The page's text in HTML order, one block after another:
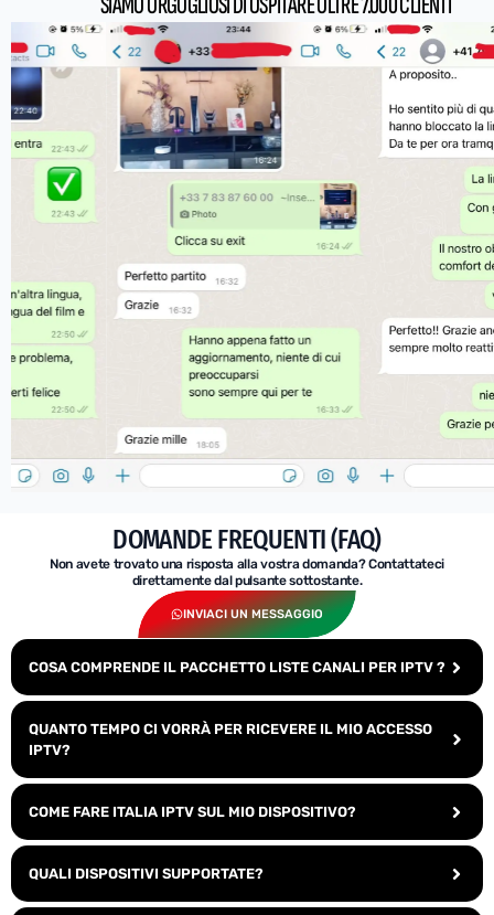
DOMANDE FREQUENTI (FAQ)
Non avete trovato una risposta alla vostra domanda? Contattateci
direttamente dal pulsante sottostante.
INVIACI UN MESSAGGIO
COSA COMPRENDE IL PACCHETTO LISTE CANALI PER IPTV ?
QUANTO TEMPO CI VORRÀ PER RICEVERE IL MIO ACCESSO
IPTV?
COME FARE ITALIA IPTV SUL MIO DISPOSITIVO?
QUALI DISPOSITIVI SUPPORTATE?